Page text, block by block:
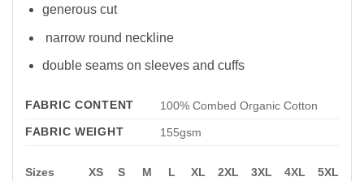
generous cut
narrow round neckline
double seams on sleeves and cuffs
FABRIC CONTENT
100% Combed Organic Cotton
FABRIC WEIGHT
155gsm
Sizes XS S M L XL 2XL 3XL 4XL 5XL